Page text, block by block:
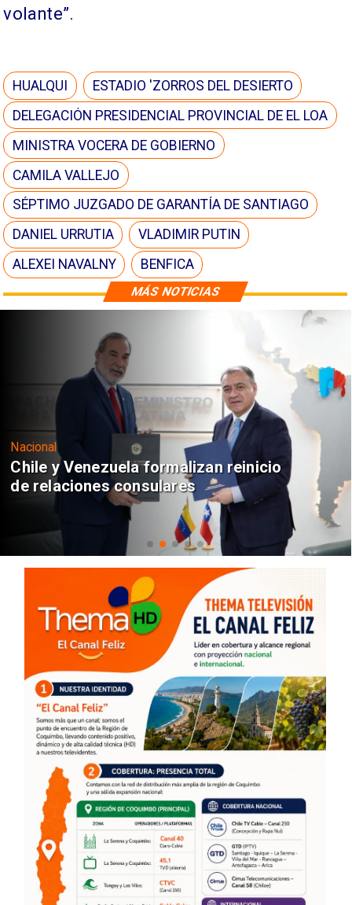
MÁS NOTICIAS
volante”.
HUALQUI
ESTADIO 'ZORROS DEL DESIERTO
DELEGACIÓN PRESIDENCIAL PROVINCIAL DE EL LOA
MINISTRA VOCERA DE GOBIERNO
CAMILA VALLEJO
SÉPTIMO JUZGADO DE GARANTÍA DE SANTIAGO
DANIEL URRUTIA
VLADIMIR PUTIN
ALEXEI NAVALNY
BENFICA
Nacional
Chile y Venezuela formalizan reinicio
de relaciones consulares